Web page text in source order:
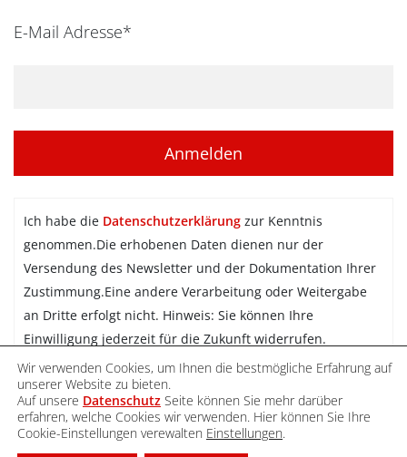
E-Mail Adresse*
Ich habe die Datenschutzerklärung zur Kenntnis
genommen.Die erhobenen Daten dienen nur der
Versendung des Newsletter und der Dokumentation Ihrer
Zustimmung.Eine andere Verarbeitung oder Weitergabe
an Dritte erfolgt nicht. Hinweis: Sie können Ihre
Einwilligung jederzeit für die Zukunft widerrufen.
Newsletter abonnieren
Wir verwenden Cookies, um Ihnen die bestmögliche Erfahrung auf
unserer Website zu bieten.
Auf unsere Datenschutz Seite können Sie mehr darüber
erfahren, welche Cookies wir verwenden. Hier können Sie Ihre
Cookie-Einstellungen verewalten Einstellungen.